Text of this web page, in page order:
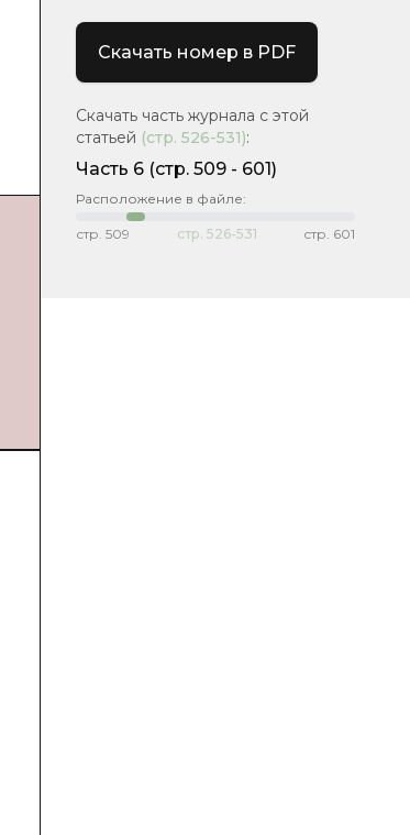
Скачать номер в PDF
Скачать часть журнала с этой
статьей (стр. 526-531):
Часть 6 (cтр. 509 - 601)
Расположение в файле:
стр. 509 стр. 526-531 стр. 601